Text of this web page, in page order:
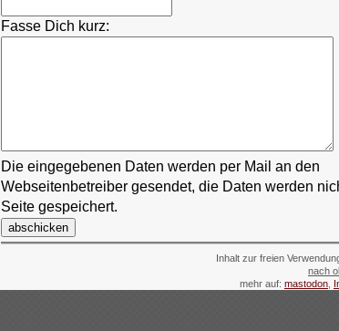
Fasse Dich kurz:
Die eingegebenen Daten werden per Mail an den
Webseitenbetreiber gesendet, die Daten werden
Seite gespeichert.
Inhalt zur freien
nach
mehr auf: mastodon